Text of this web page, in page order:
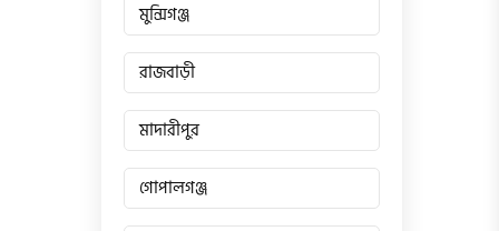
মুন্সিগঞ্জ
রাজবাড়ী
মাদারীপুর
গোপালগঞ্জ